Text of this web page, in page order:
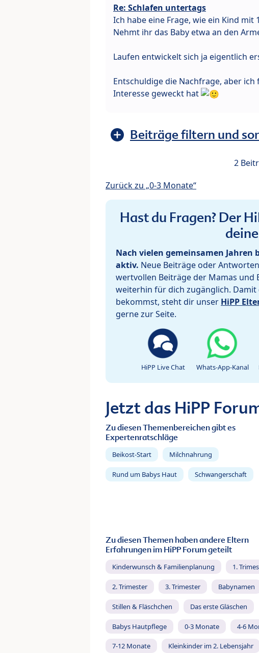
Re: Schlafen untertags
Ich habe eine Frage, wie ein Kind mit
Nehmt ihr das Baby etwa an den
Laufen entwickelt sich ja eigentlich
Entschuldige die Nachfrage, aber
Interesse geweckt hat
Beiträge filtern und
2
Zurück zu „0-3 Monate“
Hast du Fragen? Der
Nach vielen gemeinsamen
aktiv. Neue Beiträge oder
wertvollen Beiträge der Mamas und
weiterhin für dich zugänglich.
bekommst, steht dir unser HiPP
gerne zur Seite.
HiPP Live Chat Whats-App-Kanal
Jetzt das HiPP
Zu diesen Themenbereichen gibt es
Expertenratschläge
Beikost-Start Milchnahrung
Rund um Babys Haut Schwangerschaft
Zu diesen Themen haben andere Eltern
Erfahrungen im HiPP Forum geteilt
Kinderwunsch & Familienplanung 1.
2. Trimester 3. Trimester Babynamen
Stillen & Fläschchen Das erste Gläschen
Babys Hautpflege 0-3 Monate 4-6
7-12 Monate Kleinkinder im 2. Lebensjahr